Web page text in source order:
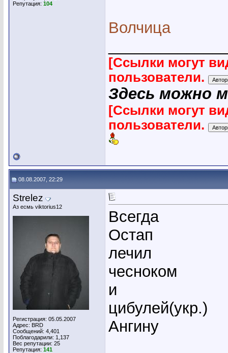
Репутация: 104
Волчица
[Ссылки могут
пользователи.
Здесь можно
[Ссылки могут
пользователи.
08.08.2007, 22:29
Strelez
Аз есмь viktorius12
Регистрация: 05.05.2007
Адрес: BRD
Сообщений: 4,401
Поблагодарили: 1,137
Вес репутации: 25
Репутация: 141
Всегда
Остап
лечил
чесноком
и
цибулей(укр.)
Ангину